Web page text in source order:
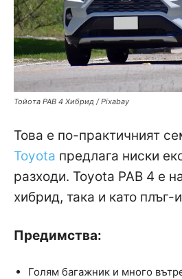
Тойота РАВ 4 Хибрид / Pixabay
Това е по-практичният
Toyota предлага ниски
разходи. Toyota РАВ 4 е
хибрид, така и като плъг-
Предимства:
Голям багажник и много